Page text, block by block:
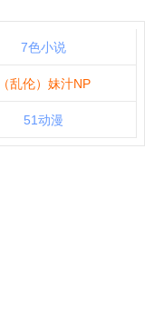
7色小说
（乱伦）妹汁NP
51动漫